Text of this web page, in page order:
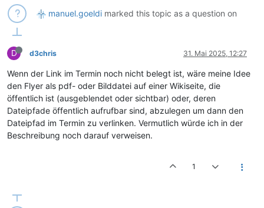
manuel.goeldi marked this topic as a question on
D d3chris 31. Mai 2025, 12:27
Wenn der Link im Termin noch nicht belegt ist, wäre meine Idee
den Flyer als pdf- oder Bilddatei auf einer Wikiseite, die
öffentlich ist (ausgeblendet oder sichtbar) oder, deren
Dateipfade öffentlich aufrufbar sind, abzulegen um dann den
Dateipfad im Termin zu verlinken. Vermutlich würde ich in der
Beschreibung noch darauf verweisen.
1